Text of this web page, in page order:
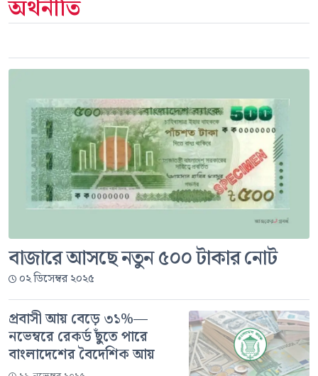
অর্থনীতি
বাজারে আসছে নতুন ৫০০ টাকার নোট
০২ ডিসেম্বর ২০২৫
প্রবাসী আয় বেড়ে ৩১%—
নভেম্বরে রেকর্ড ছুঁতে পারে
বাংলাদেশের বৈদেশিক আয়